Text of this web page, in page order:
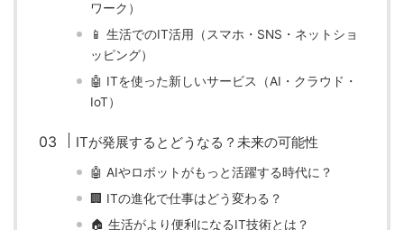
ワーク）
📱 生活でのIT活用（スマホ・SNS・ネットショ
ッピング）
🤖 ITを使った新しいサービス（AI・クラウド・
IoT）
ITが発展するとどうなる？未来の可能性
🤖 AIやロボットがもっと活躍する時代に？
🏢 ITの進化で仕事はどう変わる？
🏠 生活がより便利になるIT技術とは？